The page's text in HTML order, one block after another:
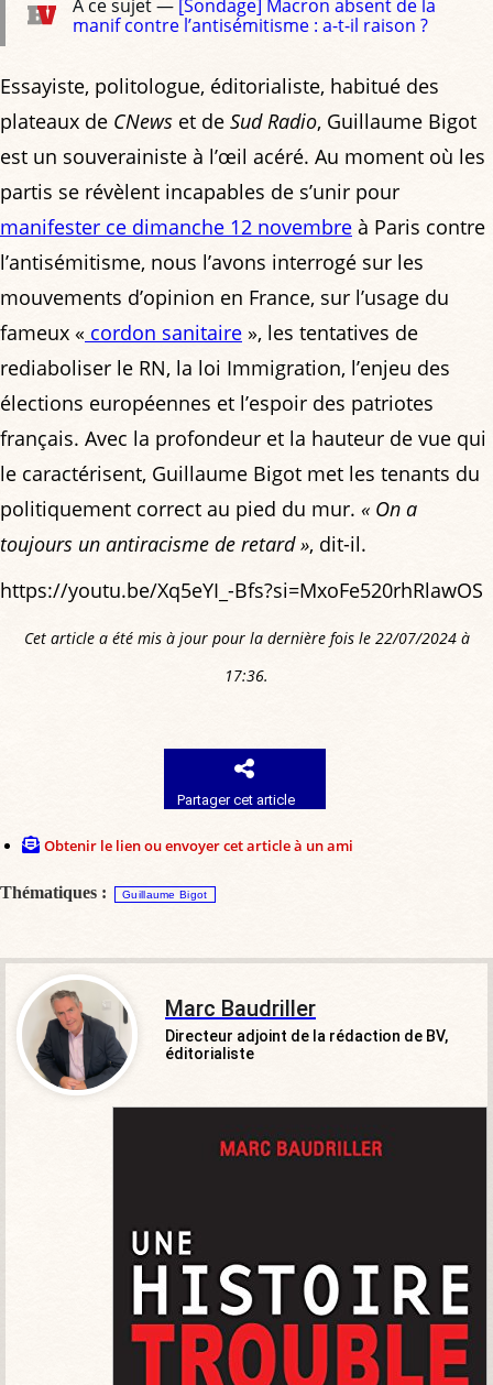
À ce sujet — [Sondage] Macron absent de la
manif contre l’antisémitisme : a-t-il raison ?
Essayiste, politologue, éditorialiste, habitué des
plateaux de CNews et de Sud Radio, Guillaume Bigot
est un souverainiste à l’œil acéré. Au moment où les
partis se révèlent incapables de s’unir pour
manifester ce dimanche 12 novembre à Paris contre
l’antisémitisme, nous l’avons interrogé sur les
mouvements d’opinion en France, sur l’usage du
fameux « cordon sanitaire », les tentatives de
rediaboliser le RN, la loi Immigration, l’enjeu des
élections européennes et l’espoir des patriotes
français. Avec la profondeur et la hauteur de vue qui
le caractérisent, Guillaume Bigot met les tenants du
politiquement correct au pied du mur. « On a
toujours un antiracisme de retard », dit-il.
https://youtu.be/Xq5eYI_-Bfs?si=MxoFe520rhRlawOS
Cet article a été mis à jour pour la dernière fois le 22/07/2024 à
17:36.
Partager cet article
Obtenir le lien ou envoyer cet article à un ami
Thématiques : Guillaume Bigot
Marc Baudriller
Directeur adjoint de la rédaction de BV,
éditorialiste